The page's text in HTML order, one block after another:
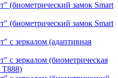
(биометрический замок Smart
(биометрический замок Smart
с зеркалом (адаптивная
с зеркалом (биометрическая
T888)